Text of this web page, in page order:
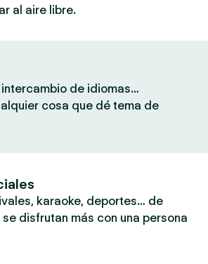
al aire libre.
de idiomas…
cosa que dé tema de
karaoke, deportes… de
disfrutan más con una persona